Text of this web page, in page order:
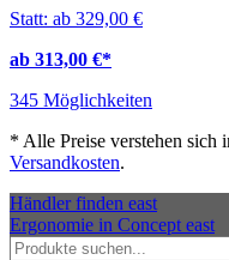
Statt: ab 329,00 €
ab 313,00 €*
345 Möglichkeiten
* Alle Preise verstehen
Versandkosten.
Händler finden east
Ergonomie in Concept east